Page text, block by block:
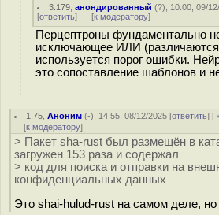
3.179 ,анондированный (?), 10:00, 09/
[ответить] [к модератору]
Перцептроны фундаментально
исключающее ИЛИ (различаются
используется порог ошибки.
это сопоставление шаблонов и
1.75 ,Аноним (-), 14:55, 08/12/2025 [ответить] [
[к модератору]
> Пакет sha-rust был размещён в
загружен 153 раза и содержал
> код для поиска и отправки на
конфиденциальных данных
Это shai-hulud-rust на самом деле,